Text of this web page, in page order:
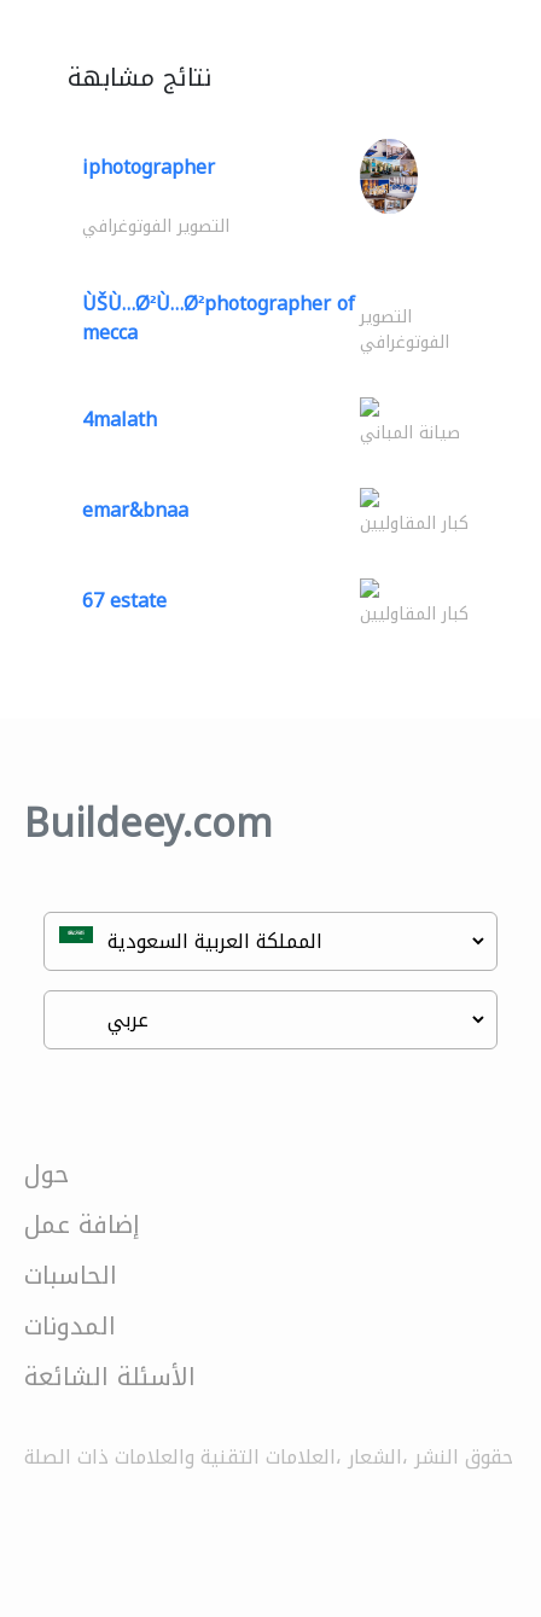
نتائج مشابهة
iphotographer
التصوير الفوتوغرافي
ÙŠÙ…Ø²Ù…Ø²photographer of
mecca التصوير
الفوتوغرافي
4malath صيانة المباني
emar&bnaa كبار المقاوليين
67 estate كبار المقاوليين
Buildeey.com
حول
إضافة عمل
الحاسبات
المدونات
الأسئلة الشائعة
حقوق النشر ،الشعار ،العلامات التقنية والعلامات ذات الصلة